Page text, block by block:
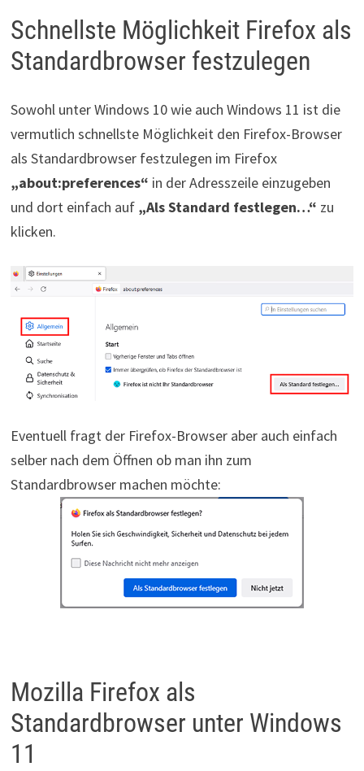
Schnellste Möglichkeit Firefox als
Standardbrowser festzulegen
Sowohl unter Windows 10 wie auch Windows 11 ist die
vermutlich schnellste Möglichkeit den Firefox-Browser
als Standardbrowser festzulegen im Firefox
„about:preferences“ in der Adresszeile einzugeben
und dort einfach auf „Als Standard festlegen…“ zu
klicken.
Eventuell fragt der Firefox-Browser aber auch einfach
selber nach dem Öffnen ob man ihn zum
Standardbrowser machen möchte:
Mozilla Firefox als
Standardbrowser unter Windows
11